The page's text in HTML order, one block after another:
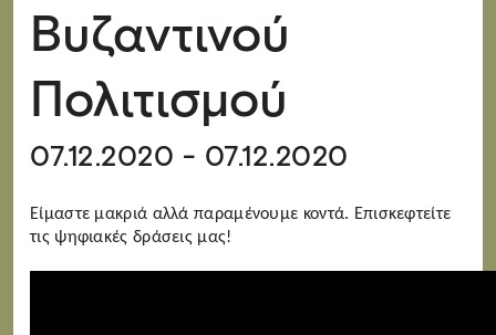
Βυζαντινού
Πολιτισμού
07.12.2020 - 07.12.2020
Είμαστε μακριά αλλά παραμένουμε κοντά. Επισκεφτείτε
τις ψηφιακές δράσεις μας!